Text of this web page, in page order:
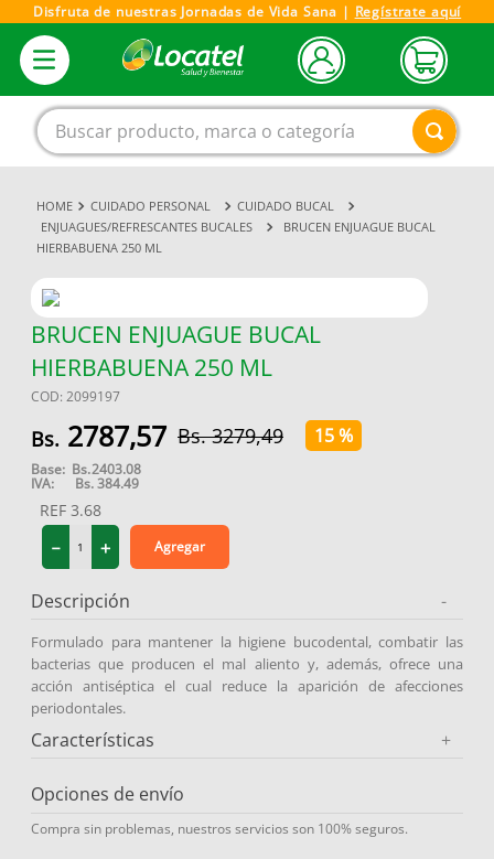
Disfruta de nuestras Jornadas de Vida Sana | Regístrate aquí
Buscar producto, marca o categoría
CUIDADO PERSONAL
CUIDADO BUCAL
ENJUAGUES/REFRESCANTES BUCALES
BRUCEN ENJUAGUE BUCAL
HIERBABUENA 250 ML
BRUCEN ENJUAGUE BUCAL
HIERBABUENA 250 ML
COD: 2099197
2787,57 3279,49 15 %
Base: Bs.2403.08
IVA: Bs.384.49
REF 3.68
＋
－ Agregar
Descripción -
Formulado para mantener la higiene bucodental, combatir las
bacterias que producen el mal aliento y, además, ofrece una
acción antiséptica el cual reduce la aparición de afecciones
periodontales.
Características +
Opciones de envío
Compra sin problemas, nuestros servicios son 100% seguros.
1.
magnesio
2.
omega 3
3 .
4.
vitamina c
5.
vitamina
6.
linezolid
7.
champu
8.
protector solar
.
miovit
medias compresión